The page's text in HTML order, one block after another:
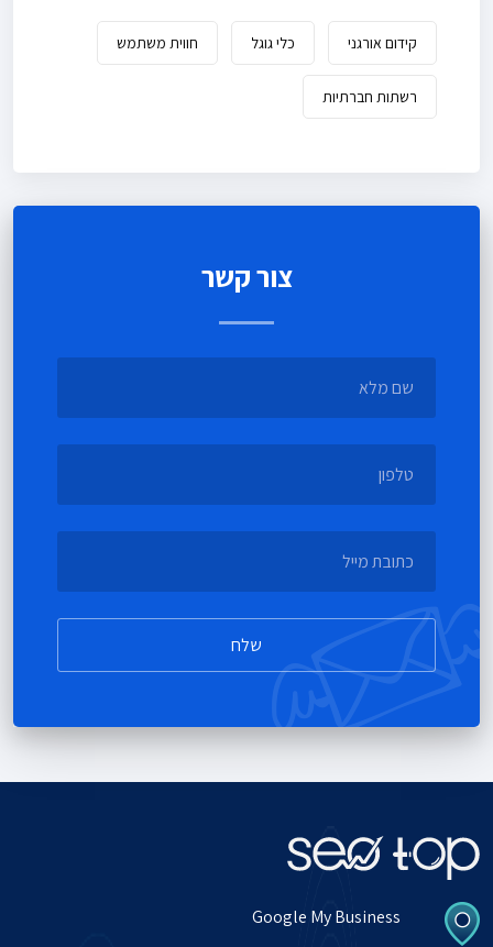
קידום אורגני כלי גוגל חווית משתמש
רשתות חברתיות
צור קשר
שלח
Google My Business